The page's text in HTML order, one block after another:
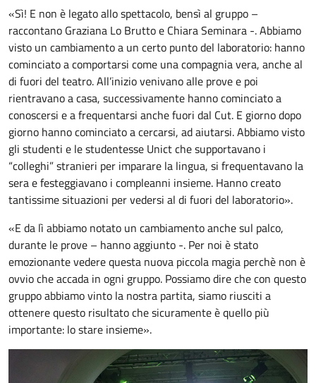
«Sì! E non è legato allo spettacolo, bensì al gruppo –
raccontano Graziana Lo Brutto e Chiara Seminara -. Abbiamo
visto un cambiamento a un certo punto del laboratorio: hanno
cominciato a comportarsi come una compagnia vera, anche al
di fuori del teatro. All’inizio venivano alle prove e poi
rientravano a casa, successivamente hanno cominciato a
conoscersi e a frequentarsi anche fuori dal Cut. E giorno dopo
giorno hanno cominciato a cercarsi, ad aiutarsi. Abbiamo visto
gli studenti e le studentesse Unict che supportavano i
“colleghi” stranieri per imparare la lingua, si frequentavano la
sera e festeggiavano i compleanni insieme. Hanno creato
tantissime situazioni per vedersi al di fuori del laboratorio».
«E da lì abbiamo notato un cambiamento anche sul palco,
durante le prove – hanno aggiunto -. Per noi è stato
emozionante vedere questa nuova piccola magia perchè non è
ovvio che accada in ogni gruppo. Possiamo dire che con questo
gruppo abbiamo vinto la nostra partita, siamo riusciti a
ottenere questo risultato che sicuramente è quello più
importante: lo stare insieme».